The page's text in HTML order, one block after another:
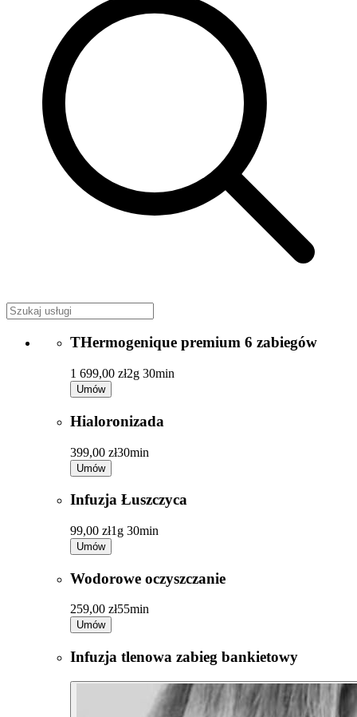
THermogenique premium 6 zabiegów
1 699,00 zł2g 30min
Umów
Hialoronizada
399,00 zł30min
Umów
Infuzja Łuszczyca
99,00 zł1g 30min
Umów
Wodorowe oczyszczanie
259,00 zł55min
Umów
Infuzja tlenowa zabieg bankietowy